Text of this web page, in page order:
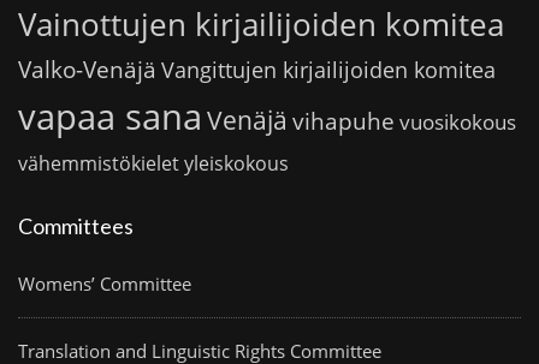
Vainottujen kirjailijoiden komitea
Valko-Venäjä Vangittujen kirjailijoiden komitea
vapaa sana Venäjä vihapuhe vuosikokous
vähemmistökieletyleiskokous
Committees
Womens’ Committee
Translation and Linguistic Rights Committee